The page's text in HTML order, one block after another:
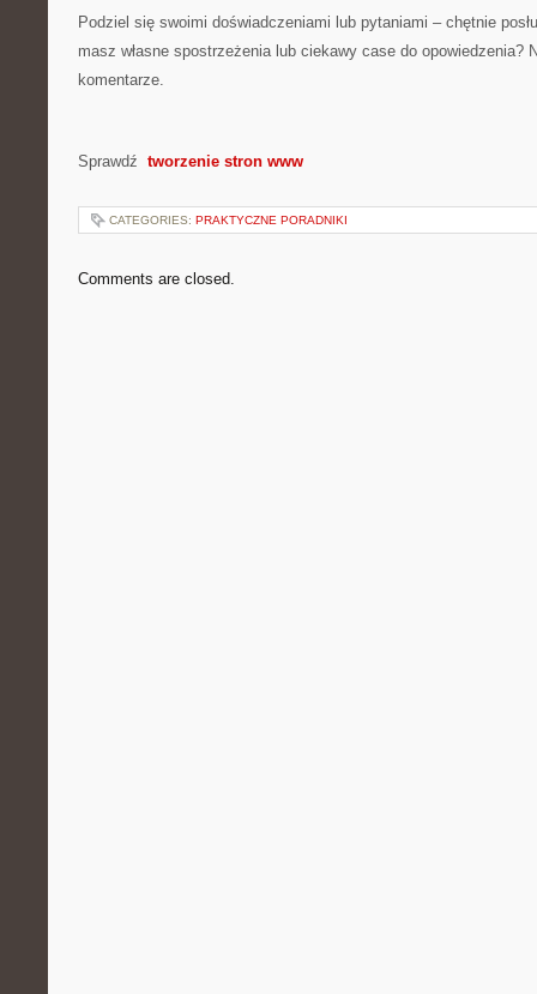
Podziel się swoimi doświadczeniami lub pytaniami – chętnie
masz własne spostrzeżenia lub ciekawy case do opowiedzenia?
komentarze.
Sprawdź tworzenie stron www
CATEGORIES: PRAKTYCZNE PORADNIKI
Comments are closed.